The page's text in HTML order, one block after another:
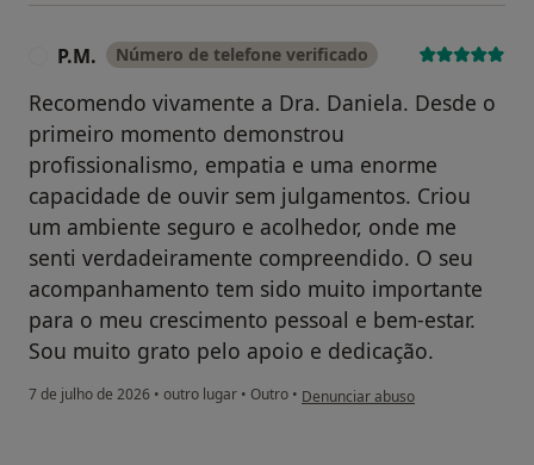
P.M. Número de telefone verificado
Recomendo vivamente a Dra. Daniela. Desde o
primeiro momento demonstrou
profissionalismo, empatia e uma enorme
capacidade de ouvir sem julgamentos. Criou
um ambiente seguro e acolhedor, onde me
senti verdadeiramente compreendido. O seu
acompanhamento tem sido muito importante
para o meu crescimento pessoal e bem-estar.
Sou muito grato pelo apoio e dedicação.
7 de julho de 2026 • outro lugar • Outro • na opinião do utilizador P.M.
Denunciar abuso